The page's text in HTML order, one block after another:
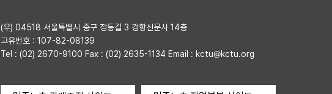
(우) 04518 서울특별시 중구 정동길 3 경향신문사 14층
고유번호 : 107-82-08139
Tel : (02) 2670-9100 Fax : (02) 2635-1134 Email : kctu@kctu.org